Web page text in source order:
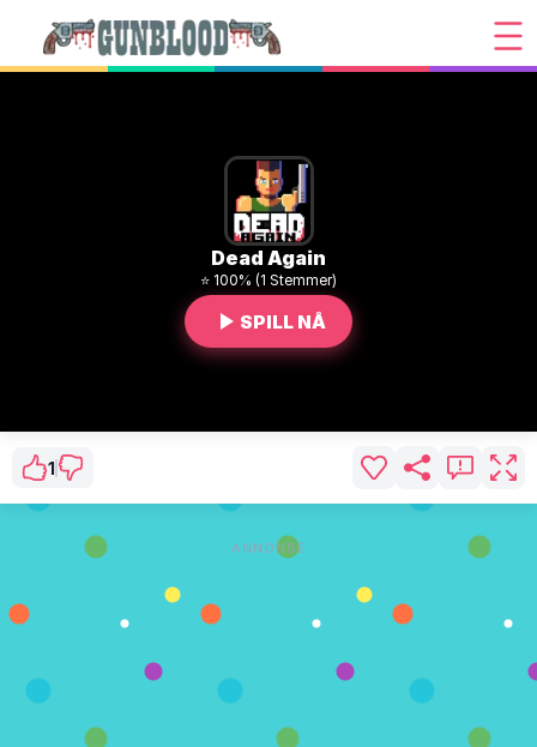
Dead Again
⭐ 100% (1 Stemmer)
SPILL NÅ
1
ANNONSE